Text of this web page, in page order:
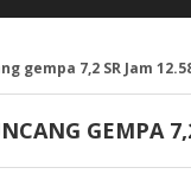
gempa 7,2 SR Jam
GEMPA